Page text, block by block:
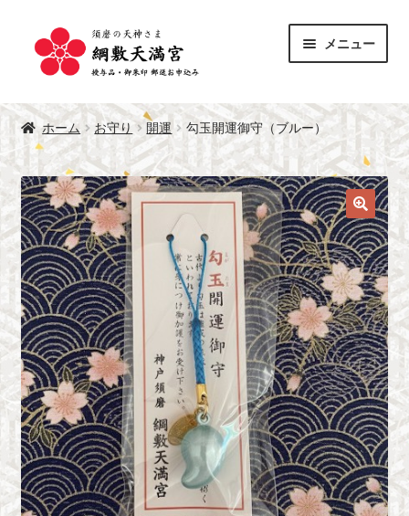
ー
シ
ン
へ
ス
キ
ッ
プ
ン
ツ
ス
キ
ッ
プ
メニュー
授与品
ブ
ニ
ュ
ー
を
展
開
御朱印
ブ
メ
ニ
ュ
ー
を
展
開
綱敷天満宮 公式サイト
ホーム お守り 開運 勾玉開運御守（ブルー）